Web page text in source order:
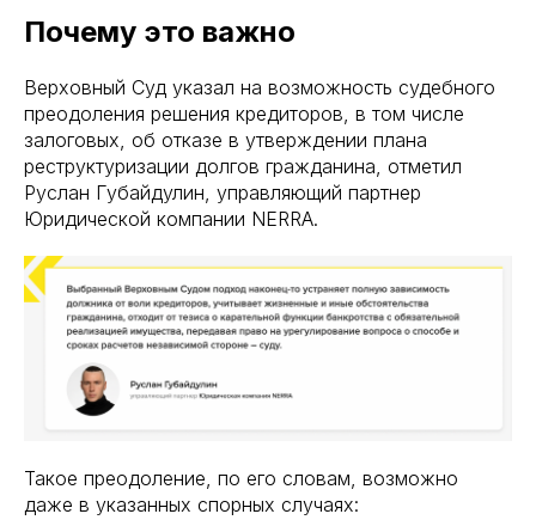
Почему это важно
Верховный Суд указал на возможность судебного
преодоления решения кредиторов, в том числе
залоговых, об отказе в утверждении плана
реструктуризации долгов гражданина, отметил
Руслан Губайдулин, управляющий партнер
Юридической компании NERRA.
Такое преодоление, по его словам, возможно
даже в указанных спорных случаях: